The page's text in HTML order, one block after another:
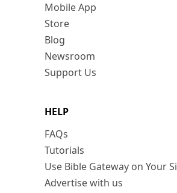
Mobile App
Store
Blog
Newsroom
Support Us
HELP
FAQs
Tutorials
Use Bible Gateway on Your
Advertise with us